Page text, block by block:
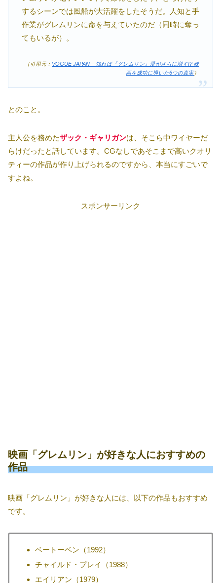
するシーンでは風船が大活躍をしたそうだ。人知と手
作業がグレムリンに命を与えていたのだ（同時に奪っ
てもいるが）。
（引用元： VOGUE JAPAN – 知れば『グレムリン』愛がさらに増す!? 映
画を成功に導いた6つの真実）
とのこと。
主人公を務めたザック・ギャリガンは、そこら中ワイヤーだ
らけだったと話しています。CGなしであそこまで高いクオリ
ティーの作品が作り上げられるのですから、本当にすごいで
すよね。
スポンサーリンク
映画「グレムリン」が好きな人におすすめの
作品
映画「グレムリン」が好きな人には、以下の作品もおすすめ
です。
ベートーベン（1992）
チャイルド・プレイ（1988）
エイリアン（1979）